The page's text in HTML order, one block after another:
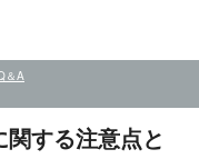
＆A
する注意点と